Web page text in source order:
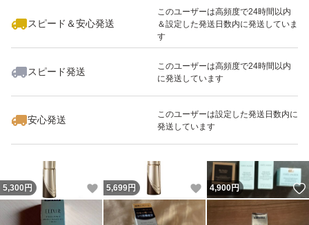
スピード＆安心発送
このユーザーは高頻度で24時間以内
＆設定した発送日数内に発送していま
す
スピード発送
このユーザーは高頻度で24時間以内
に発送しています
安心発送
このユーザーは設定した発送日数内に
発送しています
いいね！
1,000
5,300 円 いいね！
5,699円 いいね！
4,900円